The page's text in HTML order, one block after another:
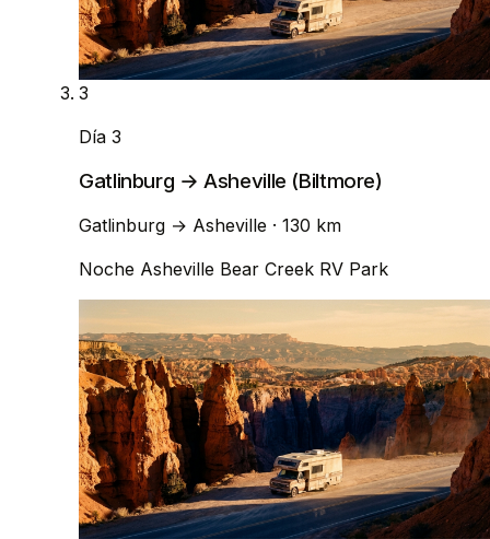
3
Día 3
Gatlinburg → Asheville (Biltmore)
Gatlinburg → Asheville · 130 km
Noche Asheville Bear Creek RV Park